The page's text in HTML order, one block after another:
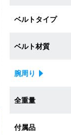
ベルトタイプ
ベルト材質
腕周り
全重量
付属品